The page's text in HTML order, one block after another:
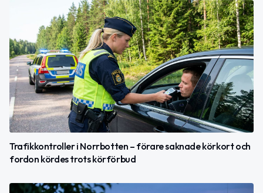
Trafikkontroller i Norrbotten – förare saknade körkort och
fordon kördes trots körförbud